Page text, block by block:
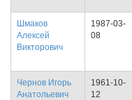
Шмаков
Алексей
Викторович
1987-03-
08
Чернов Игорь
Анатольевич
1961-10-
12